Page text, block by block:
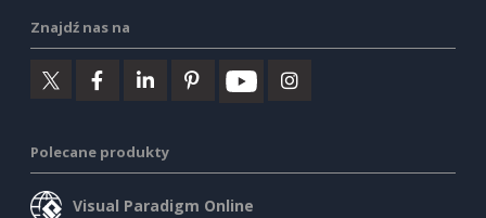
Znajdź nas na
Polecane produkty
Visual Paradigm Online